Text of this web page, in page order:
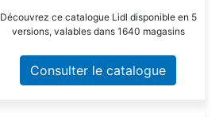
Découvrez ce catalogue Lidl disponible en 5
versions, valables dans 1640 magasins
Consulter le catalogue